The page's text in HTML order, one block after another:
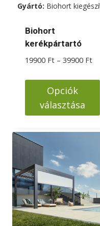
választhatók
ki
Gyártó: Biohort
Biohort
kerékpártartó
19900 Ft – 39900 Ft
-
Opciók
választása
a
terméknek
több
variációja
van.
A
változatok